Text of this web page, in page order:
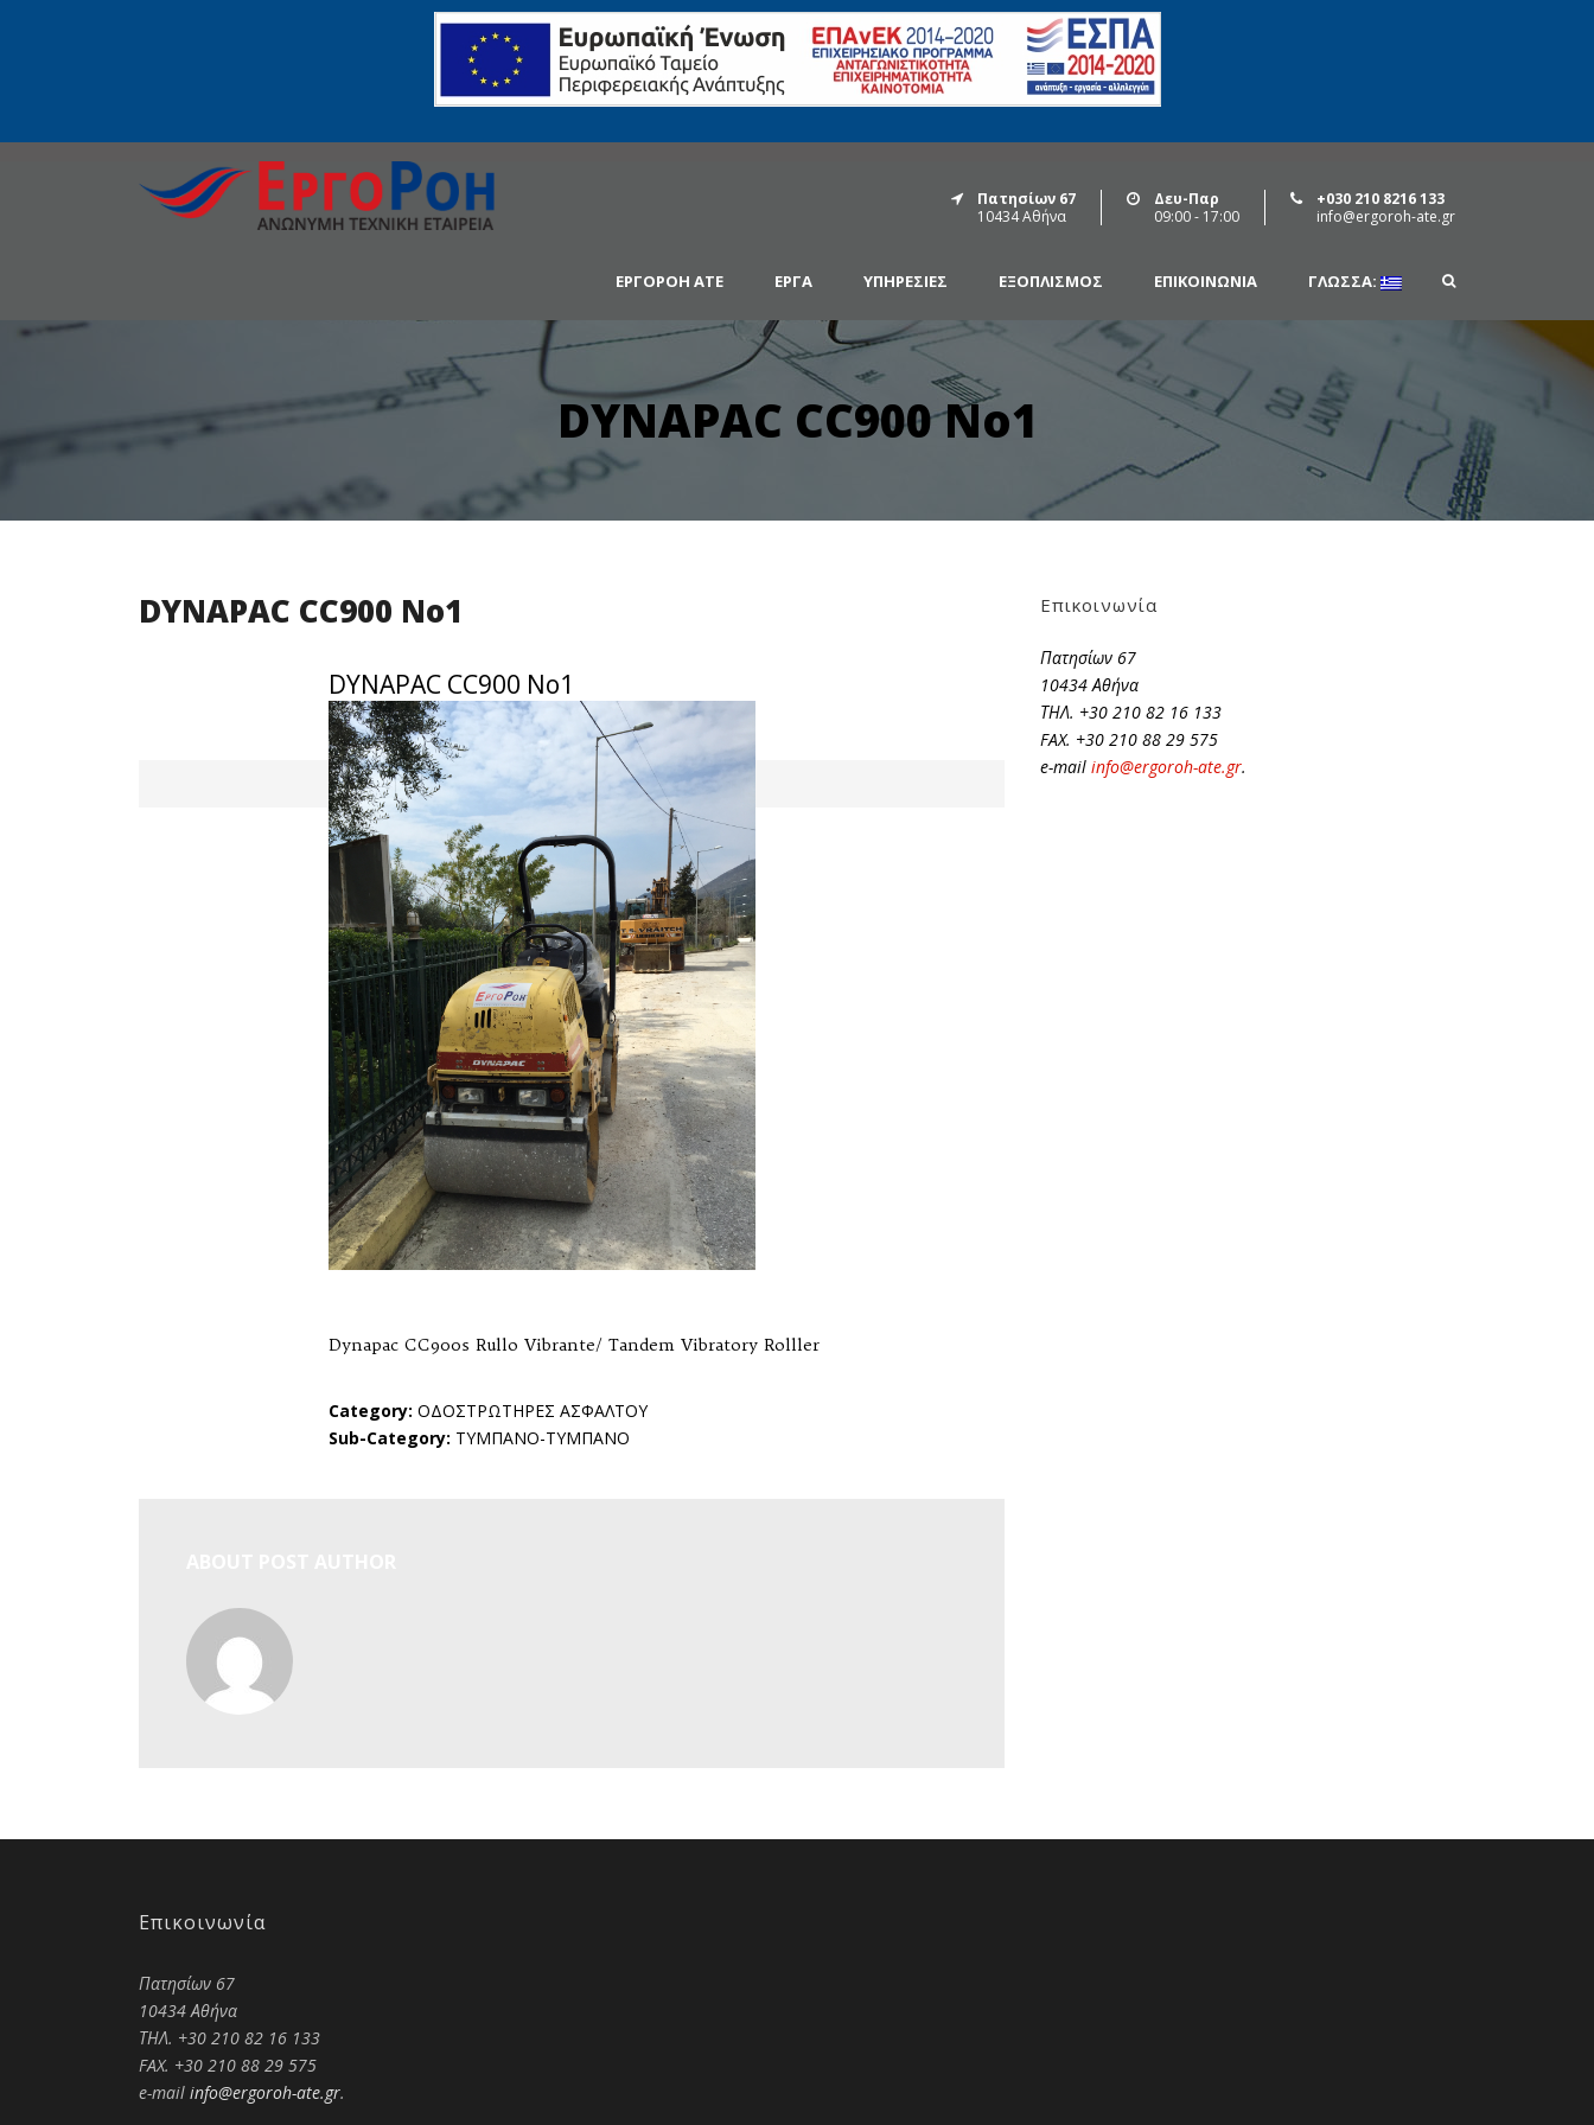
Πατησίων 67
10434 Αθήνα
Δευ-Παρ
09:00 - 17:00
+030 210 8216 133
info@ergoroh-ate.gr
ΕΡΓΟΡΟΗ ΑΤΕ ΈΡΓΑ ΥΠΗΡΕΣΊΕΣ ΕΞΟΠΛΙΣΜΌΣ ΕΠΙΚΟΙΝΩΝΊΑ ΓΛΏΣΣΑ:
DYNAPAC CC900 No1
DYNAPAC CC900 No1
DYNAPAC CC900 No1
Dynapac CC900s Rullo Vibrante/ Tandem Vibratory Rolller
Category: ΟΔΟΣΤΡΩΤΗΡΕΣ ΑΣΦΑΛΤΟΥ
Sub-Category: ΤΥΜΠΑΝΟ-ΤΥΜΠΑΝΟ
Επικοινωνία
Πατησίων 67
10434 Αθήνα
ΤΗΛ. +30 210 82 16 133
FAX. +30 210 88 29 575
e-mail info@ergoroh-ate.gr.
Επικοινωνία
Πατησίων 67
10434 Αθήνα
ΤΗΛ. +30 210 82 16 133
FAX. +30 210 88 29 575
e-mail info@ergoroh-ate.gr.